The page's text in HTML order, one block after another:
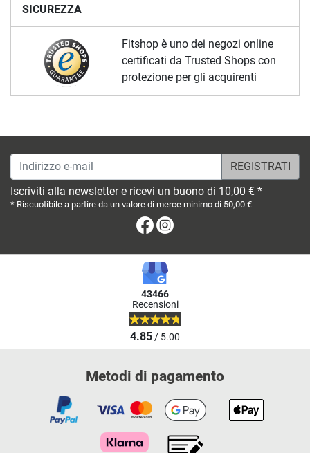
SICUREZZA
Fitshop è uno dei negozi online
certificati da Trusted Shops con
protezione per gli acquirenti
Indirizzo e-mail
Iscriviti alla newsletter e ricevi un buono di 10,00 € *
* Riscuotibile a partire da un valore di merce minimo di 50,00 €
Facebook
43466
Recensioni
4.85/ 5.00
Metodi di pagamento